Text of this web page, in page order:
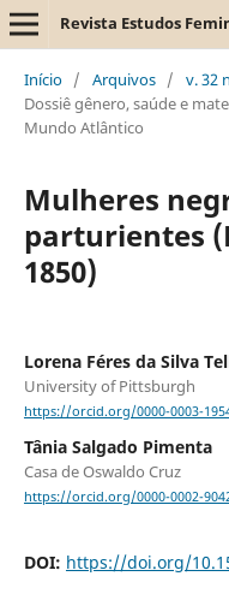
Revista Estudos
Início / Arquivos / v. 32
Dossiê gênero, saúde e
Mundo Atlântico
Mulheres
parturientes
1850)
Lorena Féres da Silva
University of Pittsburgh
https://orcid.org/0000-0003-
Tânia Salgado Pimenta
Casa de Oswaldo Cruz
https://orcid.org/0000-0002-
DOI: https://doi.org/